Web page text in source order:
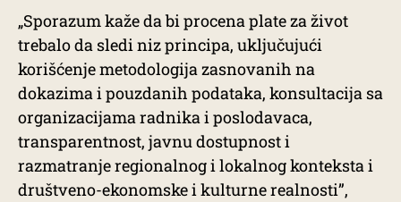
„Sporazum kaže da bi procena plate za život
trebalo da sledi niz principa, uključujući
korišćenje metodologija zasnovanih na
dokazima i pouzdanih podataka, konsultacija sa
organizacijama radnika i poslodavaca,
transparentnost, javnu dostupnost i
razmatranje regionalnog i lokalnog konteksta i
društveno-ekonomske i kulturne realnosti”,